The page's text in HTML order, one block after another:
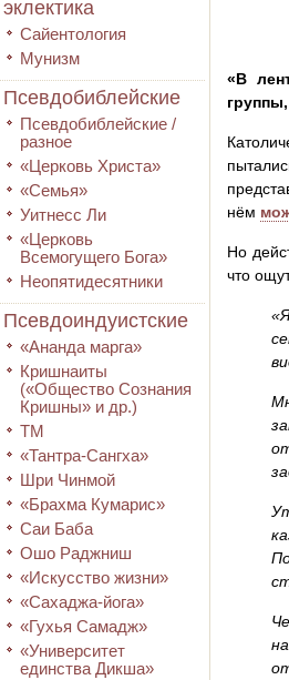
эклектика
Сайентология
Мунизм
Псевдобиблейские
Псевдобиблейские /
разное
«Церковь Христа»
«Семья»
Уитнесс Ли
«Церковь
Всемогущего Бога»
Неопятидесятники
Псевдоиндуистские
«Ананда марга»
Кришнаиты
(«Общество Сознания
Кришны» и др.)
ТМ
«Тантра-Сангха»
Шри Чинмой
«Брахма Кумарис»
Саи Баба
Ошо Раджниш
«Искусство жизни»
«Сахаджа-йога»
«Гухья Самадж»
«Университет
единства Дикша»
«В
нём
Но
что